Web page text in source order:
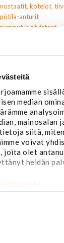
median
mainosalan
tietoja siitä,
voivat
joita olet
heidän
kotelot,
anturit
ja tiivisteet
ja
sisempi
ulompi
linkit
ilmanottolaitteet
AC Delco
Motocraft